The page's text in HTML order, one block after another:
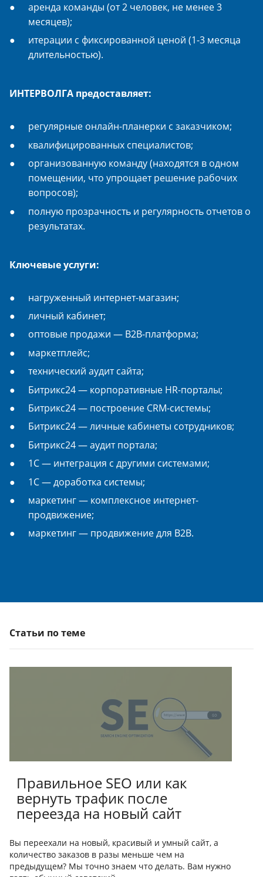
аренда команды (от 2 человек, не менее 3
месяцев);
итерации с фиксированной ценой (1-3 месяца
длительностью).
ИНТЕРВОЛГА предоставляет:
регулярные онлайн-планерки с заказчиком;
квалифицированных специалистов;
организованную команду (находятся в одном
помещении, что упрощает решение рабочих
вопросов);
полную прозрачность и регулярность отчетов о
результатах.
Ключевые услуги:
нагруженный интернет-магазин;
личный кабинет;
оптовые продажи — B2B-платформа;
маркетплейс;
технический аудит сайта;
Битрикс24 — корпоративные HR-порталы;
Битрикс24 — построение CRM-системы;
Битрикс24 — личные кабинеты сотрудников;
Битрикс24 — аудит портала;
1С — интеграция с другими системами;
1С — доработка системы;
маркетинг — комплексное интернет-
продвижение;
маркетинг — продвижение для B2B.
Статьи по теме
Правильное SEO или как
вернуть трафик после
переезда на новый сайт
Вы переехали на новый, красивый и умный сайт, а
количество заказов в разы меньше чем на
предыдущем? Мы точно знаем что делать. Вам нужно